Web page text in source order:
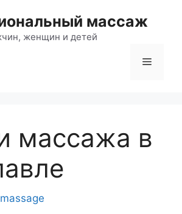
массаж
женщин и детей
Меню
массажа в
massage